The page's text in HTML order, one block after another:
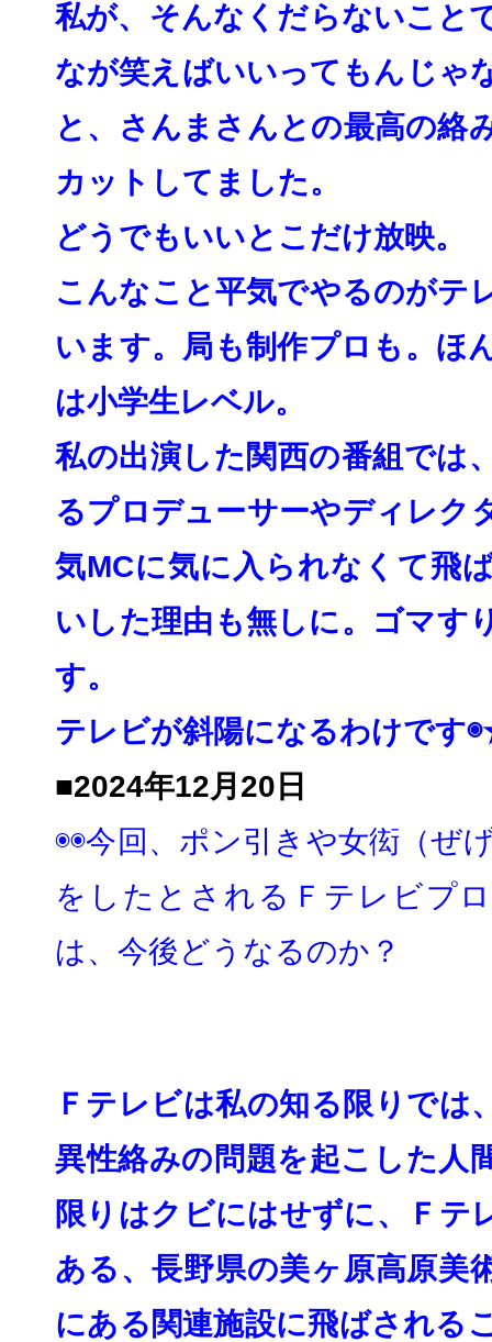
私が、そんなくだらないこと
なが笑えばいいってもんじゃ
と、
さんまさんとの最高の絡
カットしてました。
どうでもいいとこだけ放映。
こんなこと平気でやるのがテ
います。 局も制作プロも。ほ
は小学生レベル。
私の出演した関西の番組では
るプロデューサーやディレク
気MCに気に入られなくて飛
いした理由も無しに。ゴマす
す。
テレビが斜陽になるわけで
■2024年12月20日
◉◉今回、ポン引きや女衒（ぜ
をしたとされるＦテレビプ
は、 今後どうなるのか？
Ｆテレビは私の知る限りでは
異性絡みの問題を起こした人
限り はクビにはせずに、Ｆテ
ある、長野県の美ヶ原高原美
にある関連施設に飛ばされる